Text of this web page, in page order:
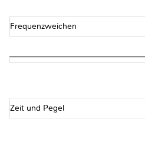
Frequenzweichen
Zeit und Pegel